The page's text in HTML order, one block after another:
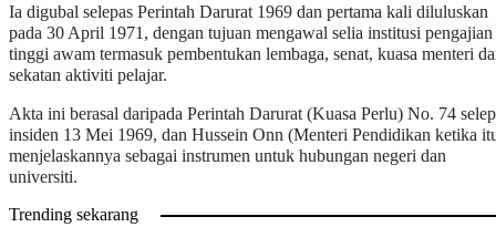
Ia digubal selepas Perintah Darurat 1969 dan pertama kali diluluskan
pada 30 April 1971, dengan tujuan mengawal selia institusi pengajian
tinggi awam termasuk pembentukan lembaga, senat, kuasa menteri
sekatan aktiviti pelajar.
Akta ini berasal daripada Perintah Darurat (Kuasa Perlu) No. 74
insiden 13 Mei 1969, dan Hussein Onn (Menteri Pendidikan ketika
menjelaskannya sebagai instrumen untuk hubungan negeri dan
universiti.
Trending sekarang